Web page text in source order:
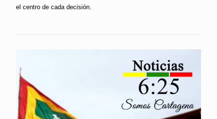
el centro de cada decisión.